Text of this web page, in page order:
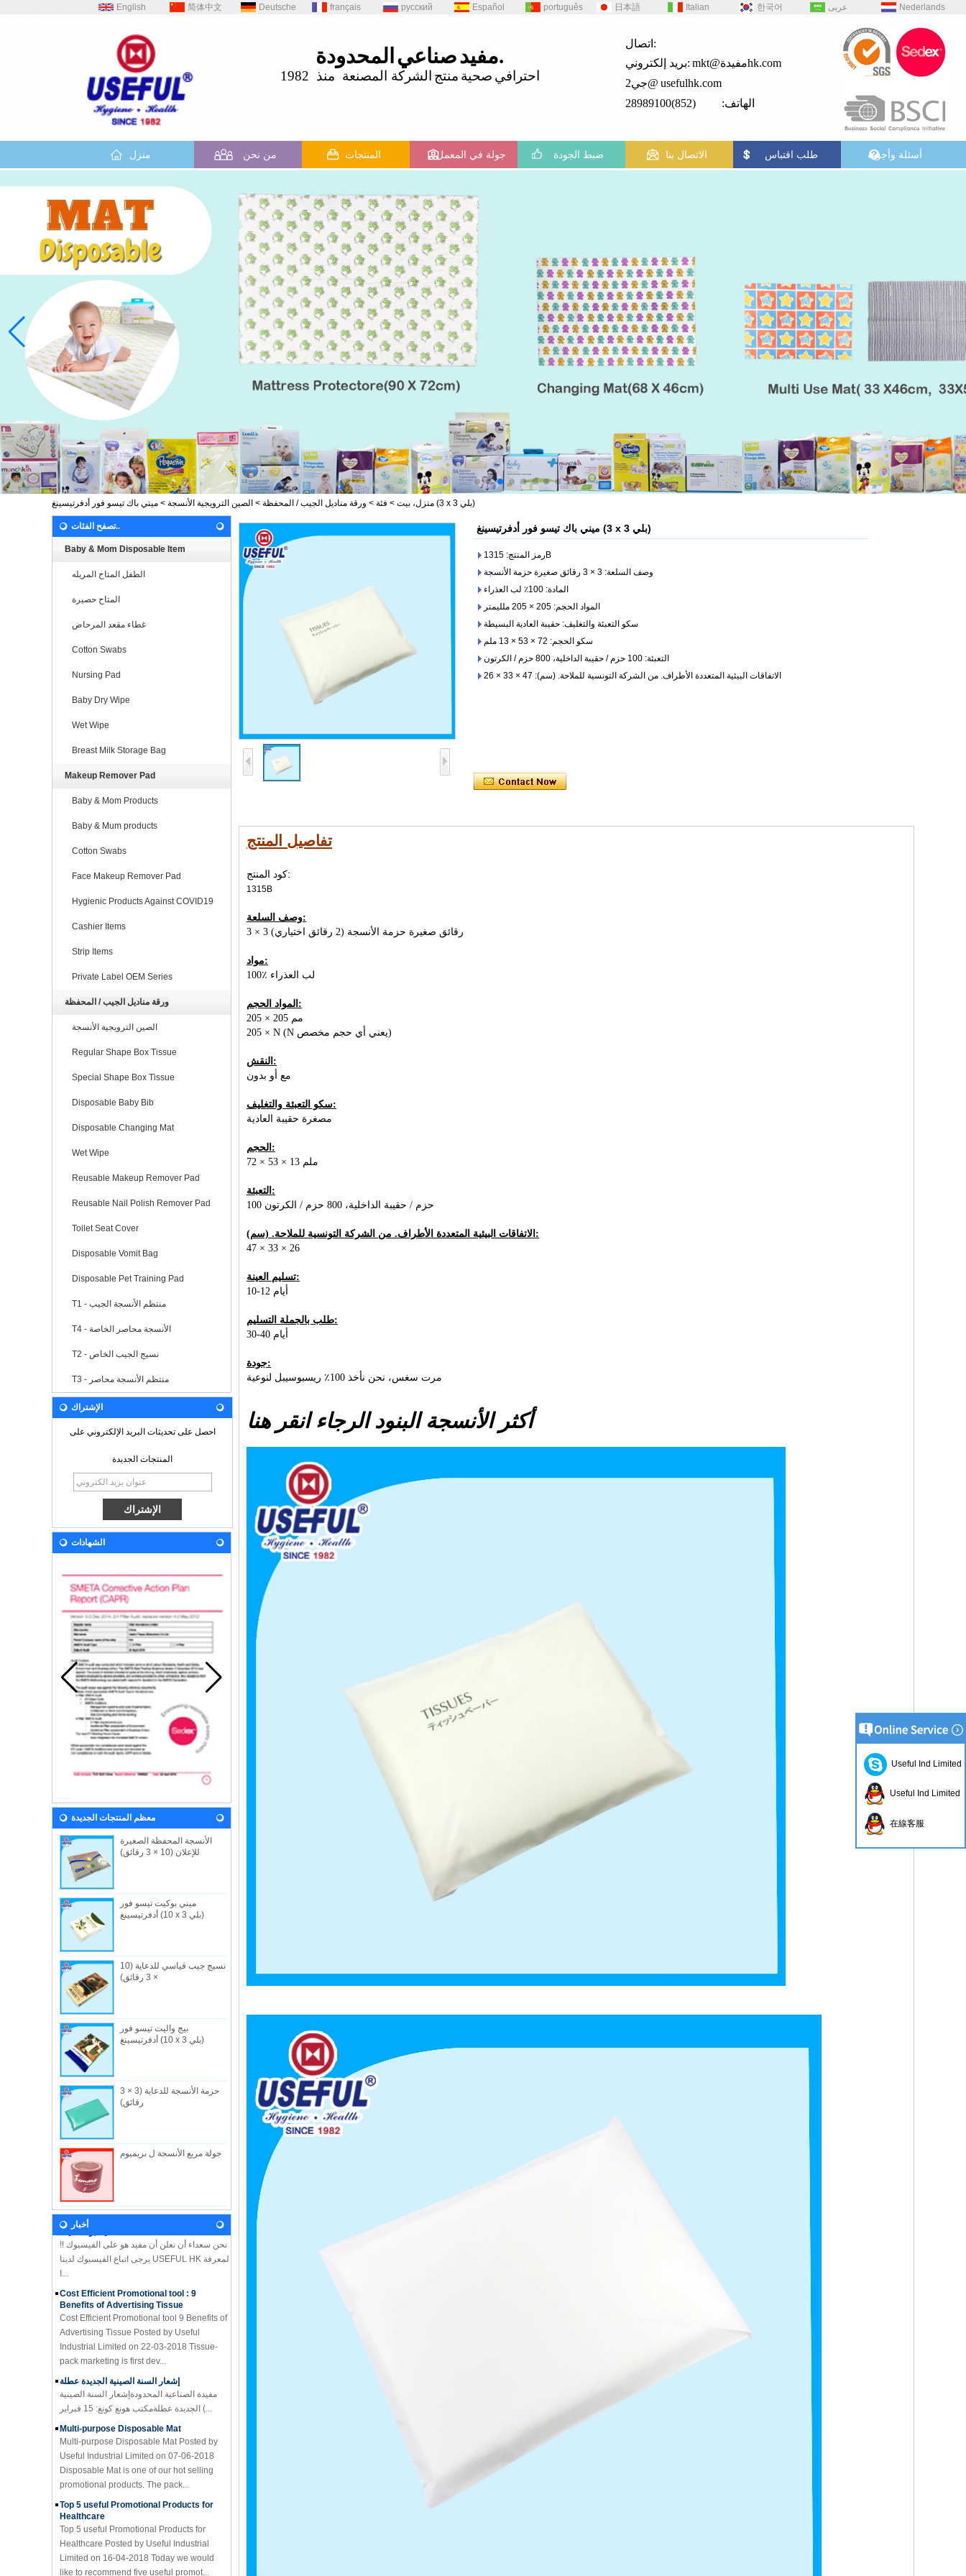
English 简体中文 Deutsche français русский Español português 日本語 Italian 한국어 عربى Nederlands
مفيدصناعي المحدودة.
احترافي صحية منتج الشركة المصنعة منذ 1982
اتصال:
بريد إلكتروني:
mkt@مفيدةhk.com
جي2@ usefulhk.com
الهاتف: (852)28989100
منزل من نحن المنتجات جولة في المعمل ضبط الجودة الاتصال بنا طلب اقتباس أسئلة وأجوبة
منزل، بيت > فئة > ورقة مناديل الجيب / المحفظة > الصين الترويجية الأنسجة > ميني باك تيسو فور أدفرتيسينغ (3 x 3 بلي)
تصفح الفئات..
Baby & Mom Disposable Item
الطفل المتاح المريله
المتاح حصيرة
غطاء مقعد المرحاض
Cotton Swabs
Nursing Pad
Baby Dry Wipe
Wet Wipe
Breast Milk Storage Bag
Makeup Remover Pad
Baby & Mom Products
Baby & Mum products
Cotton Swabs
Face Makeup Remover Pad
Hygienic Products Against COVID19
Cashier Items
Strip Items
Private Label OEM Series
ورقة مناديل الجيب / المحفظة
الصين الترويجية الأنسجة
Regular Shape Box Tissue
Special Shape Box Tissue
Disposable Baby Bib
Disposable Changing Mat
Wet Wipe
Reusable Makeup Remover Pad
Reusable Nail Polish Remover Pad
Toilet Seat Cover
Disposable Vomit Bag
Disposable Pet Training Pad
T1 - منتظم الأنسجة الجيب
T4 - الأنسجة محاصر الخاصة
T2 - نسيج الجيب الخاص
T3 - منتظم الأنسجة محاصر
الإشتراك
احصل على تحديثات البريد الإلكتروني على
المنتجات الجديدة
الشهادات
معظم المنتجات الجديدة
الأنسجة المحفظة الصغيرة
للإعلان (10 × 3 رقائق)
ميني بوكيت تيسو فور
أدفرتيسينغ (10 x 3 بلي)
نسيج جيب قياسي للدعاية (10
× 3 رقائق)
بيج واليت تيسو فور
أدفرتيسينغ (10 x 3 بلي)
حزمة الأنسجة للدعاية (3 × 3
رقائق)
جولة مربع الأنسجة ل بريميوم
أخبار
من نحن
الصناعية المفيدة المحدودة ، تاسست في 1982 ،
هي شركه مصنعه في هونج كونج متخصصة في
المن...
أخبار
دعونا تأتي وزيارتنا خلال معرض الطفل 2018!
ونحن نتطلع إلى رؤيتكم هناك! هون هونغ الطفل
رؤيتنا
وفي المستقبل ، ستستمر الفائدة في تطوير
المبادئ والقيم المستمدة من اسم الشركة
وشعا...
الفيسبوك مفيدة
نحن سعداء أن نعلن أن مفيد هو على الفيسبوك !!
يرجى اتباع الفيسبوك لدينا USEFUL HK لمعرفة
ا...
Cost Efficient Promotional tool : 9
Benefits of Advertising Tissue
Cost Efficient Promotional tool 9 Benefits of
Advertising Tissue Posted by Useful
Industrial Limited on 22-03-2018 Tissue-
pack marketing is first dev...
إشعار السنة الصينية الجديدة عطلة
مفيدة الصناعية المحدودةإشعار السنة الصينية
الجديدة عطلةمكتب هونغ كونغ: 15 فبراير (...
Multi-purpose Disposable Mat
Multi-purpose Disposable Mat Posted by
Useful Industrial Limited on 07-06-2018
Disposable Mat is one of our hot selling
promotional products. The pack...
Top 5 useful Promotional Products for
Healthcare
Top 5 useful Promotional Products for
Healthcare Posted by Useful Industrial
Limited on 16-04-2018 Today we would
like to recommend five useful promot...
ميني باك تيسو فور أدفرتيسينغ (3 x 3 بلي)
رمز المنتج: 1315B
وصف السلعة: 3 × 3 رقائق صغيرة حزمة الأنسجة
المادة: 100٪ لب العذراء
المواد الحجم: 205 × 205 ملليمتر
سكو التعبئة والتغليف: حقيبة العادية البسيطة
سكو الحجم: 72 × 53 × 13 ملم
التعبئة: 100 حزم / حقيبة الداخلية، 800 حزم / الكرتون
الاتفاقات البيئية المتعددة الأطراف. من الشركة التونسية للملاحة. (سم): 47 × 33 × 26
تفاصيل المنتج
كود المنتج:
1315B
وصف السلعة:
3 × 3 رقائق صغيرة حزمة الأنسجة (2 رقائق اختياري)
مواد:
100٪ لب العذراء
المواد الحجم:
205 × 205 مم
205 × N (N يعني أي حجم مخصص)
النقش:
مع أو بدون
سكو التعبئة والتغليف:
مصغرة حقيبة العادية
الحجم:
72 × 53 × 13 ملم
التعبئة:
100 حزم / حقيبة الداخلية، 800 حزم / الكرتون
الاتفاقات البيئية المتعددة الأطراف. من الشركة التونسية للملاحة. (سم):
47 × 33 × 26
تسليم العينة:
طلب بالجملة التسليم:
30-40 أيام
جودة:
مرت سغس، نحن نأخذ 100٪ ريسبوسيبل لنوعية
أكثر الأنسجة البنود الرجاء انقر هنا
Useful Ind Limited
Useful Ind Limited
在線客服